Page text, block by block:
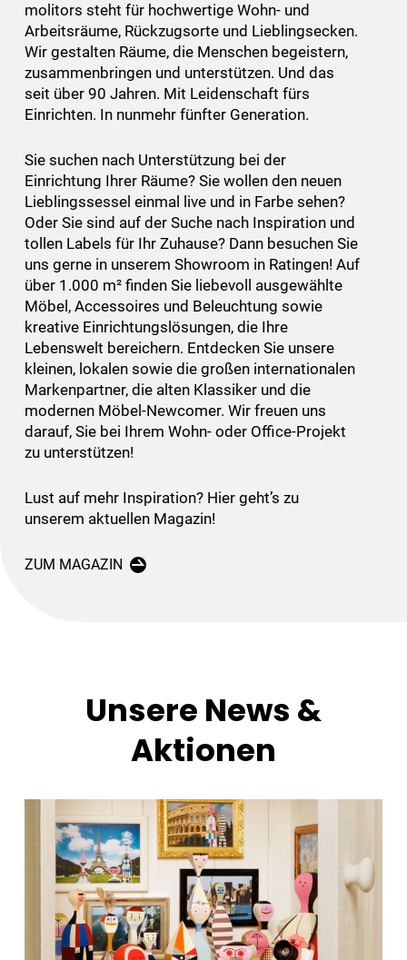
molitors steht für hochwertige Wohn- und
Arbeitsräume, Rückzugsorte und Lieblingsecken.
Wir gestalten Räume, die Menschen begeistern,
zusammenbringen und unterstützen. Und das
seit über 90 Jahren. Mit Leidenschaft fürs
Einrichten. In nunmehr fünfter Generation.
Sie suchen nach Unterstützung bei der
Einrichtung Ihrer Räume? Sie wollen den neuen
Lieblingssessel einmal live und in Farbe sehen?
Oder Sie sind auf der Suche nach Inspiration und
tollen Labels für Ihr Zuhause? Dann besuchen Sie
uns gerne in unserem Showroom in Ratingen! Auf
über 1.000 m² finden Sie liebevoll ausgewählte
Möbel, Accessoires und Beleuchtung sowie
kreative Einrichtungslösungen, die Ihre
Lebenswelt bereichern. Entdecken Sie unsere
kleinen, lokalen sowie die großen internationalen
Markenpartner, die alten Klassiker und die
modernen Möbel-Newcomer. Wir freuen uns
darauf, Sie bei Ihrem Wohn- oder Office-Projekt
zu unterstützen!
Lust auf mehr Inspiration? Hier geht’s zu
unserem aktuellen Magazin!
ZUM MAGAZIN
Unsere News &
Aktionen